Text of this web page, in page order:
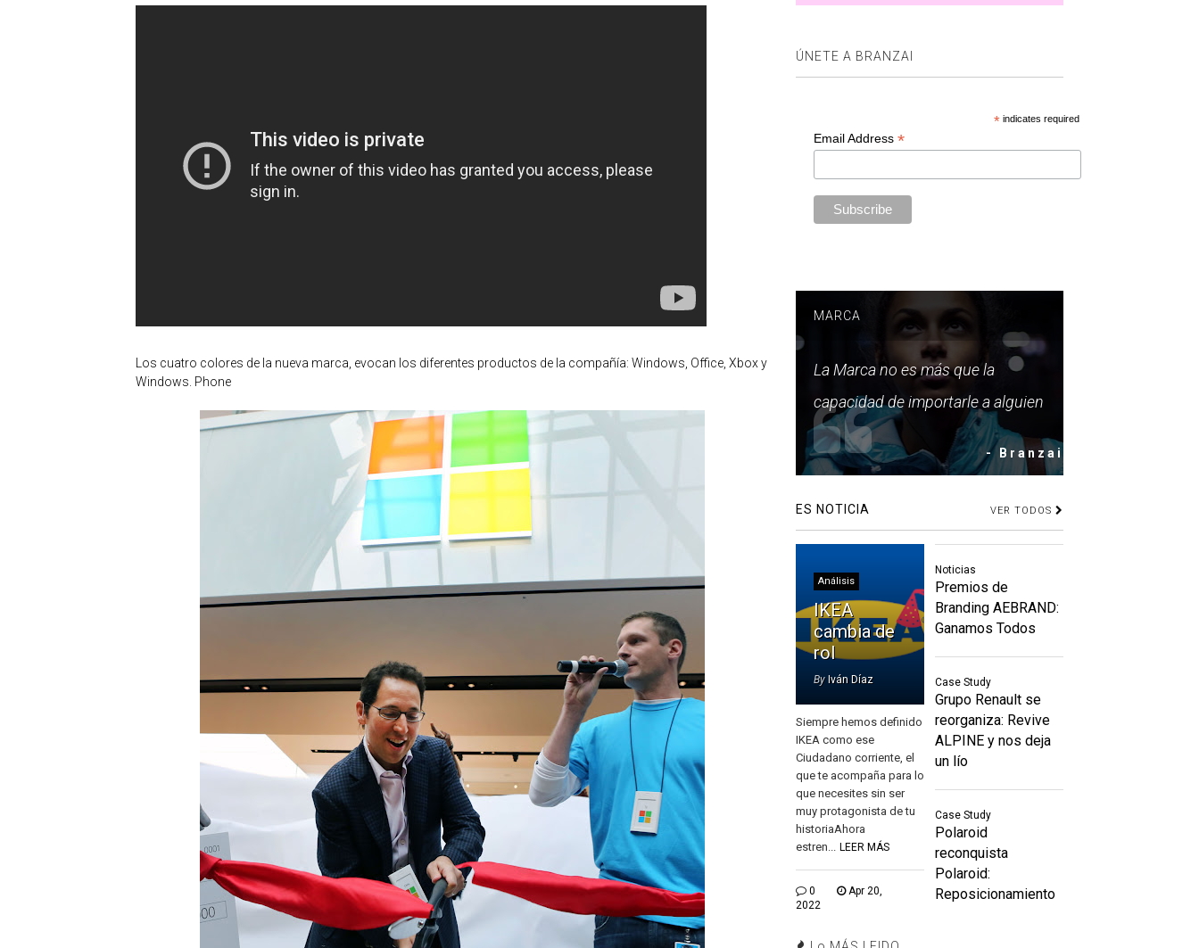
Los cuatro colores de la nueva marca, evocan los diferentes productos de la compañía: Windows, Office, Xbox y
Windows. Phone
ÚNETE A BRANZAI
*indicates required
Email Address *
MARCA
La Marca no es más que la
capacidad de importarle a alguien
- Branzai
ES NOTICIA VER TODOS
Análisis
IKEA
cambia de
rol
By Iván Díaz
Siempre hemos definido
IKEA como ese
Ciudadano corriente, el
que te acompaña para lo
que necesites sin ser
muy protagonista de tu
historiaAhora
estren...
LEER MÁS
0
Apr 20,
2022
Noticias
Premios de
Branding AEBRAND:
Ganamos Todos
Case Study
Grupo Renault se
reorganiza: Revive
ALPINE y nos deja
un lío
Case Study
Polaroid
reconquista
Polaroid:
Reposicionamiento